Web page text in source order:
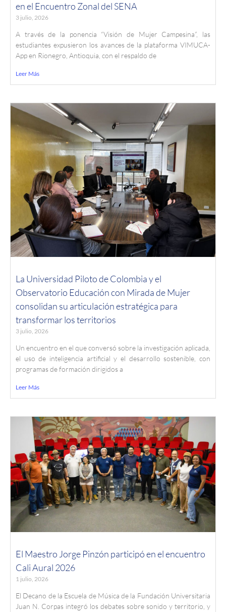
en el Encuentro Zonal del SENA
3 julio, 2026
A través de la ponencia “Visión de Mujer Campesina”, las
estudiantes expusieron los avances de la plataforma VIMUCA-
App en Rionegro, Antioquia, con el respaldo de
Leer Más
La Universidad Piloto de Colombia y el
Observatorio Educación con Mirada de Mujer
consolidan su articulación estratégica para
transformar los territorios
3 julio, 2026
Un encuentro en el que conversó sobre la investigación aplicada,
el uso de inteligencia artificial y el desarrollo sostenible, con
programas de formación dirigidos a
Leer Más
El Maestro Jorge Pinzón participó en el encuentro
Cali Aural 2026
1 julio, 2026
El Decano de la Escuela de Música de la Fundación Universitaria
Juan N. Corpas integró los debates sobre sonido y territorio, y